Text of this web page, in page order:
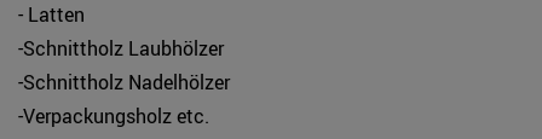
- Latten
-Schnittholz Laubhölzer
-Schnittholz Nadelhölzer
-Verpackungsholz etc.